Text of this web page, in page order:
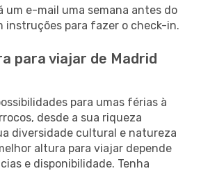
um e-mail uma semana antes do
instruções para fazer o check-in.
para viajar de Madrid
para umas férias à
desde a sua riqueza
diversidade cultural e natureza
altura para viajar depende
e disponibilidade. Tenha